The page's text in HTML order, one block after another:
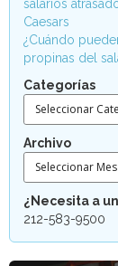
salarios
Caesars
¿Cuándo
propinas del
Categorías
Seleccionar
Archivo
Seleccionar Mes
¿Necesita a
212-583-9500